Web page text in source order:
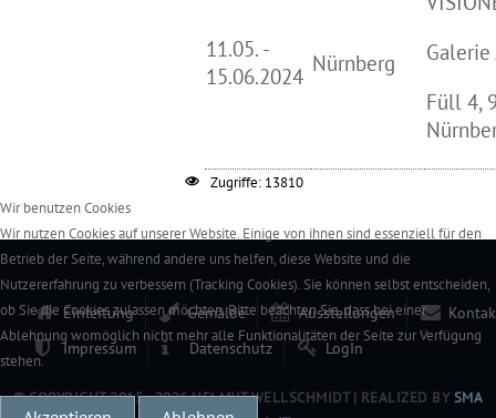
11.05. -
15.06.2024 Nürnberg
Galerie
Füll 4,
Zugriffe: 13810
Einleitung Gemälde Ausstellungen
Impressum
Datenschutz LogIn
© COPYRIGHT 2015 -2026 HELMUT WELLSCHMIDT | REALIZED BY SMA
Wir benutzen Cookies
Wir nutzen Cookies auf unserer Website. Einige von ihnen sind essenziell für den
Betrieb der Seite, während andere uns helfen, diese Website und die
Nutzererfahrung zu verbessern (Tracking Cookies). Sie können selbst entscheiden,
ob Sie die Cookies zulassen möchten. Bitte beachten Sie, dass bei einer
Ablehnung womöglich nicht mehr alle Funktionalitäten der Seite zur Verfügung
stehen.